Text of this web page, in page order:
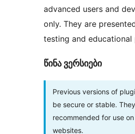
advanced users and
only. They are
testing and educational
წინა ვერსიები
Previous versions of
be secure or stable.
recommended for use
websites.